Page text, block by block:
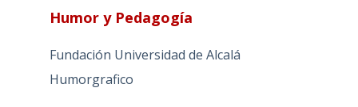
Humor y Pedagogía
Fundación Universidad de Alcalá
Humorgrafico